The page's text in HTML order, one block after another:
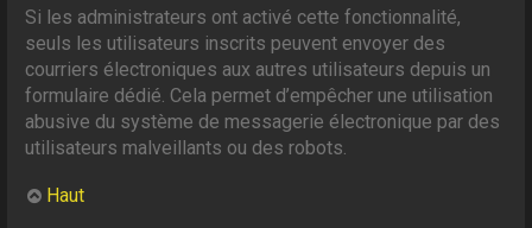
Si les administrateurs ont activé cette fonctionnalité,
seuls les utilisateurs inscrits peuvent envoyer des
courriers électroniques aux autres utilisateurs depuis un
formulaire dédié. Cela permet d’empêcher une utilisation
abusive du système de messagerie électronique par des
utilisateurs malveillants ou des robots.
Haut